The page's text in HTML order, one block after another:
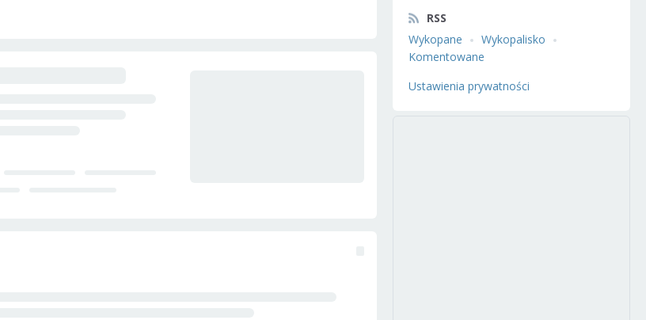
RSS
Wykopane
Wykopalisko
Komentowane
Ustawienia prywatności